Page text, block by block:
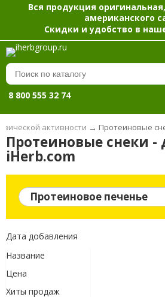
Вся продукция
американского
Скидки и удобство в
8 800 555 32 74
активности → Протеиновые
Протеиновые снеки -
iHerb.com
Протеиновое печенье
Дата добавления
Название
Цена
Хиты продаж